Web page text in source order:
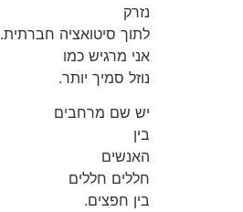
נזרק
לתוך סיטואציה חברתית.
אני מרגיש כמו
נוזל סמיך יותר.
יש שם מרחבים
בין
האנשים
חללים חללים
בין חפצים.